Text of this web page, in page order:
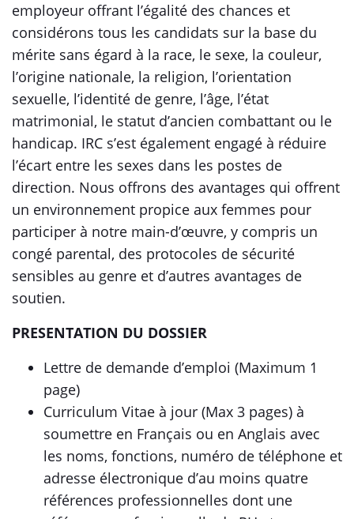
employeur offrant l’égalité des chances et
considérons tous les candidats sur la base du
mérite sans égard à la race, le sexe, la couleur,
l’origine nationale, la religion, l’orientation
sexuelle, l’identité de genre, l’âge, l’état
matrimonial, le statut d’ancien combattant ou le
handicap. IRC s’est également engagé à réduire
l’écart entre les sexes dans les postes de
direction. Nous offrons des avantages qui offrent
un environnement propice aux femmes pour
participer à notre main-d’œuvre, y compris un
congé parental, des protocoles de sécurité
sensibles au genre et d’autres avantages de
soutien.
PRESENTATION DU DOSSIER
Lettre de demande d’emploi (Maximum 1
page)
Curriculum Vitae à jour (Max 3 pages) à
soumettre en Français ou en Anglais avec
les noms, fonctions, numéro de téléphone et
adresse électronique d’au moins quatre
références professionnelles dont une